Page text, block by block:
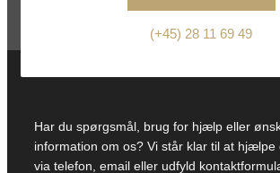
(+45) 28 11 69 49
Har du spørgsmål, brug for hjælp eller
information om os? Vi står klar til at hjælpe
via telefon, email eller udfyld